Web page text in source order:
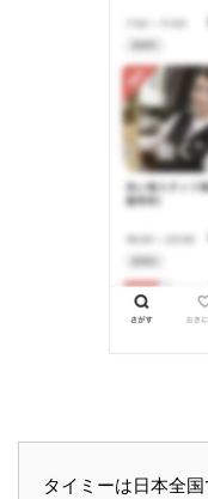
タイミーは日本全